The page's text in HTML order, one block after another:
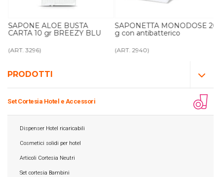
PRODOTTI
Set Cortesia Hotel e Accessori
Dispenser Hotel ricaricabili
Cosmetici solidi per hotel
Articoli Cortesia Neutri
Set cortesia Bambini
SAPONE ALOE BUSTA
CARTA 10 gr BREEZY BLU
(ART. 3296)
SAPONETTA MONODOSE 20
g con antibatterico
(ART. 2940)